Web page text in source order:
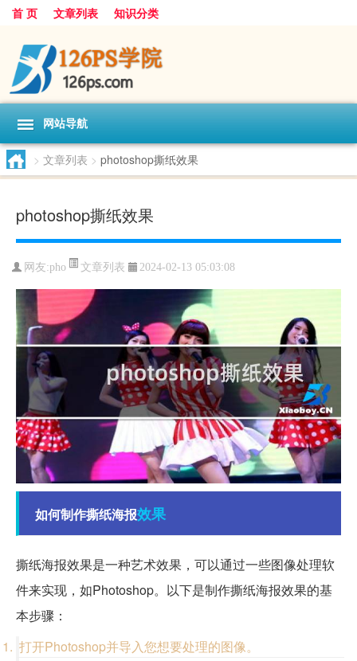
首 页 文章列表 知识分类
网站导航
> 文章列表 > photoshop撕纸效果
photoshop撕纸效果
网友:pho 文章列表 2024-02-13 05:03:08
如何制作撕纸海报效果
撕纸海报效果是一种艺术效果，可以通过一些图像处理软
件来实现，如Photoshop。以下是制作撕纸海报效果的基
本步骤：
打开Photoshop并导入您想要处理的图像。